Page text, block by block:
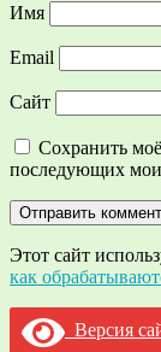
Имя
Email
Сайт
Сохранить
последующих
Этот сайт
как
Версия